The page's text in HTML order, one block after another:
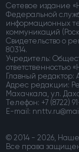
Сетевое издание
Федеральной
информационных
коммуникаций
Свидетельство о
80314.
Учредитель:
ответственностью
Главный редактор:
Адрес редакции:
Махачкала, ул.
Телефон: +7 (8722)
E-mail:
© 2014 - 2026,
Все права